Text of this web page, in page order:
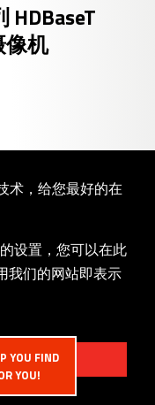
术，给您最好的在
设置，您可以在此
我们的网站即表示
YOU FIND
YOU!
HDBaseT
像机